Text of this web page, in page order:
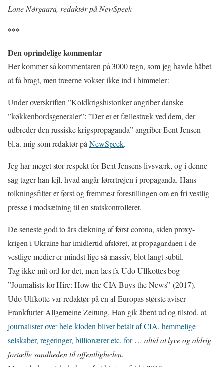
Lone Nørgaard, redaktør på NewSpeek
***
Den oprindelige kommentar
Her kommer så kommentaren på 3000 tegn, som jeg havde håbet
at få bragt, men træerne vokser ikke ind i himmelen:
Under overskriften ”Koldkrigshistoriker angriber danske
”køkkenbordsgeneraler”: ”Der er et fællestræk ved dem, der
udbreder den russiske krigspropaganda” angriber Bent Jensen
bl.a. mig som redaktør på NewSpeek.
Jeg har meget stor respekt for Bent Jensens livsværk, og i denne
sag tager han fejl, hvad angår førertrøjen i propaganda. Hans
tolkningsfilter er først og fremmest forestillingen om en fri vestlig
presse i modsætning til en statskontrolleret.
De seneste godt to års dækning af først corona, siden proxy-
krigen i Ukraine har imidlertid afsløret, at propagandaen i de
vestlige medier er mindst lige så massiv, blot langt subtil.
Tag ikke mit ord for det, men læs fx Udo Ulfkottes bog
”Journalists for Hire: How the CIA Buys the News” (2017).
Udo Ulfkotte varredaktør på en af Europas største aviser
Frankfurter Allgemeine Zeitung. Han gik åbent ud og tilstod, at
journalister over hele kloden bliver betalt af CIA, hemmelige
selskaber, regeringer, billionærer etc. for… altid at lyve og aldrig
fortælle sandheden til offentligheden.